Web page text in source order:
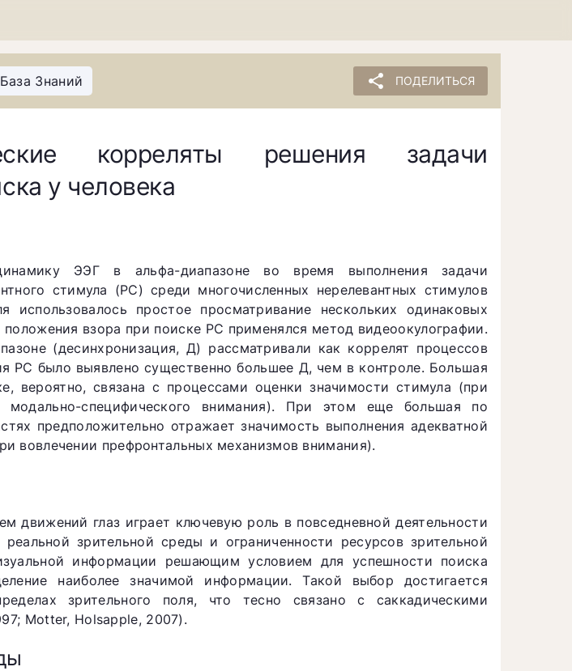
База Знаний share ПОДЕЛИТЬСЯ
корреляты решения задачи
у человека
ЭЭГ в альфа-диапазоне во время выполнения задачи
стимула (РС) среди многочисленных нерелевантных стимулов
использовалось простое просматривание нескольких одинаковых
взора при поиске РС применялся метод видеоокулографии.
(десинхронизация, Д) рассматривали как коррелят процессов
РС было выявлено существенно большее Д, чем в контроле. Большая
вероятно, связана с процессами оценки значимости стимула (при
модально-специфического внимания). При этом еще большая по
предположительно отражает значимость выполнения адекватной
вовлечении префронтальных механизмов внимания).
движений глаз играет ключевую роль в повседневной деятельности
зрительной среды и ограниченности ресурсов зрительной
информации решающим условием для успешности поиска
наиболее значимой информации. Такой выбор достигается
зрительного поля, что тесно связано с саккадическими
Motter, Holsapple, 2007).